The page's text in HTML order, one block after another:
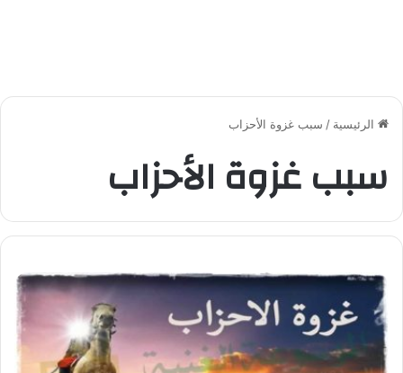
الرئيسية / سبب غزوة الأحزاب
سبب غزوة الأحزاب